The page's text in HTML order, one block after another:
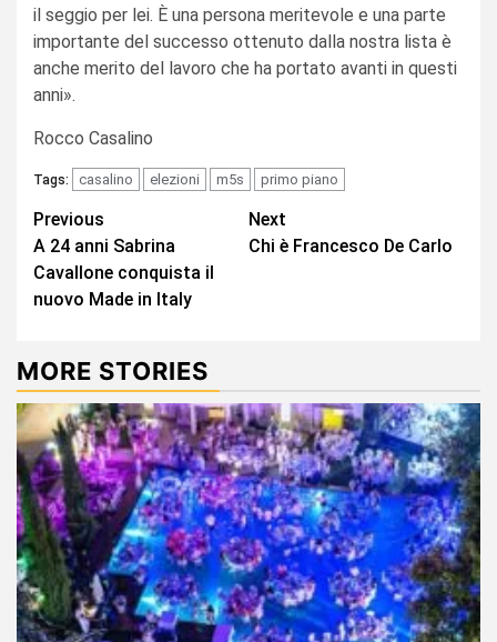
il seggio per lei. È una persona meritevole e una parte
importante del successo ottenuto dalla nostra lista è
anche merito del lavoro che ha portato avanti in questi
anni».
Rocco Casalino
Tags: casalino elezioni m5s primo piano
Continue
Reading
Previous
A 24 anni Sabrina
Cavallone conquista il
nuovo Made in Italy
Next
Chi è Francesco De Carlo
MORE STORIES